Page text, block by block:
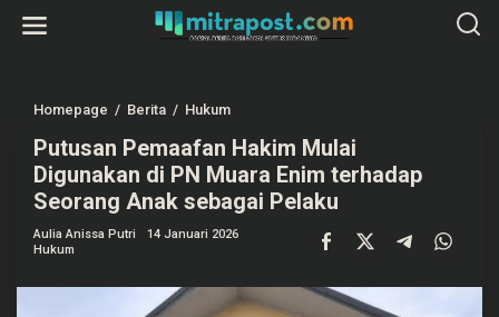
Homepage / Berita / Hukum
t
u
s
a
n
P
e
f
Putusan Pemaafan Hakim Mulai
Digunakan di PN Muara Enim terhadap
Seorang Anak sebagai Pelaku
Aulia Anissa Putri
14 Januari 2026
Hukum